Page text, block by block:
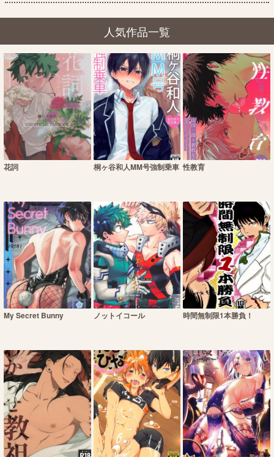
人気作品一覧
花詞 桐ヶ谷和人MM号強制乗車 性教育
My Secret Bunny ノットイコール 時間無制限1本勝負！